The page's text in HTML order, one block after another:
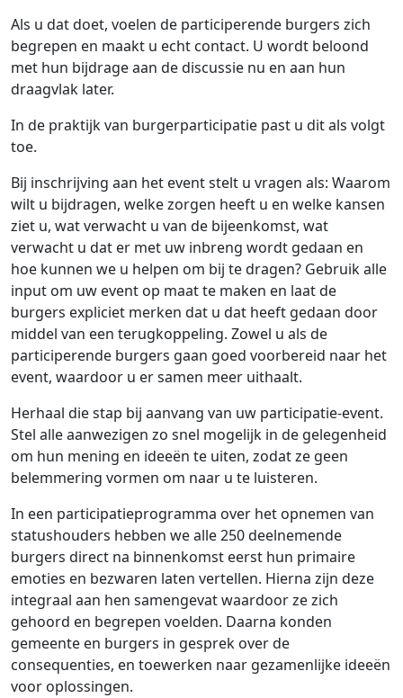
Als u dat doet, voelen de participerende burgers zich
begrepen en maakt u echt contact. U wordt beloond
met hun bijdrage aan de discussie nu en aan hun
draagvlak later.
In de praktijk van burgerparticipatie past u dit als volgt
toe.
Bij inschrijving aan het event stelt u vragen als: Waarom
wilt u bijdragen, welke zorgen heeft u en welke kansen
ziet u, wat verwacht u van de bijeenkomst, wat
verwacht u dat er met uw inbreng wordt gedaan en
hoe kunnen we u helpen om bij te dragen? Gebruik alle
input om uw event op maat te maken en laat de
burgers expliciet merken dat u dat heeft gedaan door
middel van een terugkoppeling. Zowel u als de
participerende burgers gaan goed voorbereid naar het
event, waardoor u er samen meer uithaalt.
Herhaal die stap bij aanvang van uw participatie-event.
Stel alle aanwezigen zo snel mogelijk in de gelegenheid
om hun mening en ideeën te uiten, zodat ze geen
belemmering vormen om naar u te luisteren.
In een participatieprogramma over het opnemen van
statushouders hebben we alle 250 deelnemende
burgers direct na binnenkomst eerst hun primaire
emoties en bezwaren laten vertellen. Hierna zijn deze
integraal aan hen samengevat waardoor ze zich
gehoord en begrepen voelden. Daarna konden
gemeente en burgers in gesprek over de
consequenties, en toewerken naar gezamenlijke ideeën
voor oplossingen.